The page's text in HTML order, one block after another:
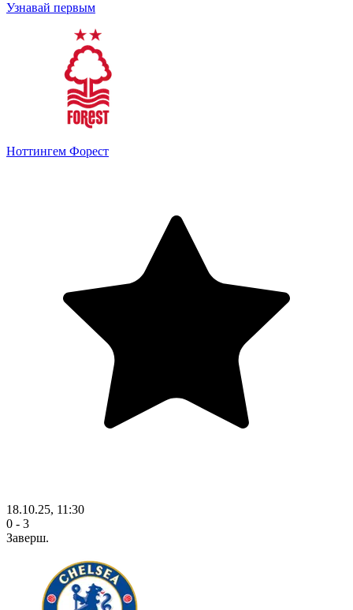
Узнавай первым
Ноттингем Форест
18.10.25, 11:30
0 - 3
Заверш.